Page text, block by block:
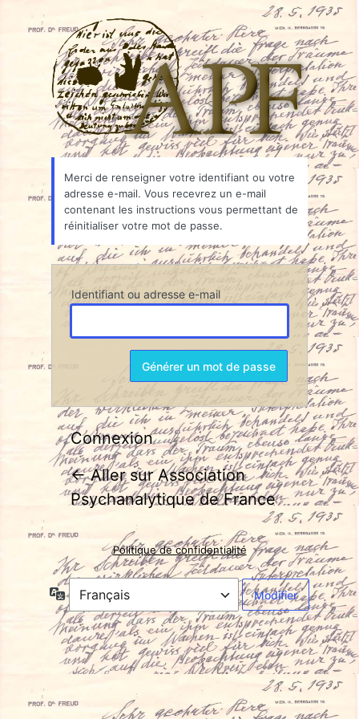
passe
oublié
Merci de renseigner votre identifiant ou votre
adresse e-mail. Vous recevrez un e-mail
contenant les instructions vous permettant de
réinitialiser votre mot de passe.
Identifiant ou adresse e-mail
Connexion
← Aller sur Association
Psychanalytique de France
Politique de confidentialité
Langue